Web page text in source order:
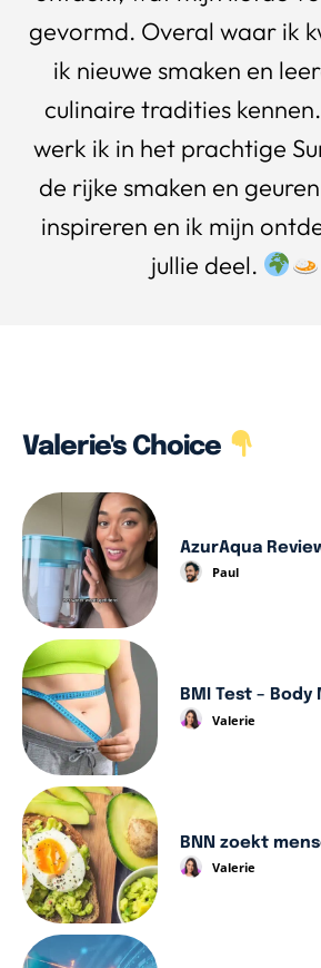
gevormd. Overal waar ik
ik nieuwe smaken en
culinaire tradities
werk ik in het prachtige
de rijke smaken en
inspireren en ik mijn
jullie deel.
Valerie's Choice
AzurAqua
Paul
BMI Test – Body
Valerie
BNN zoekt
Valerie